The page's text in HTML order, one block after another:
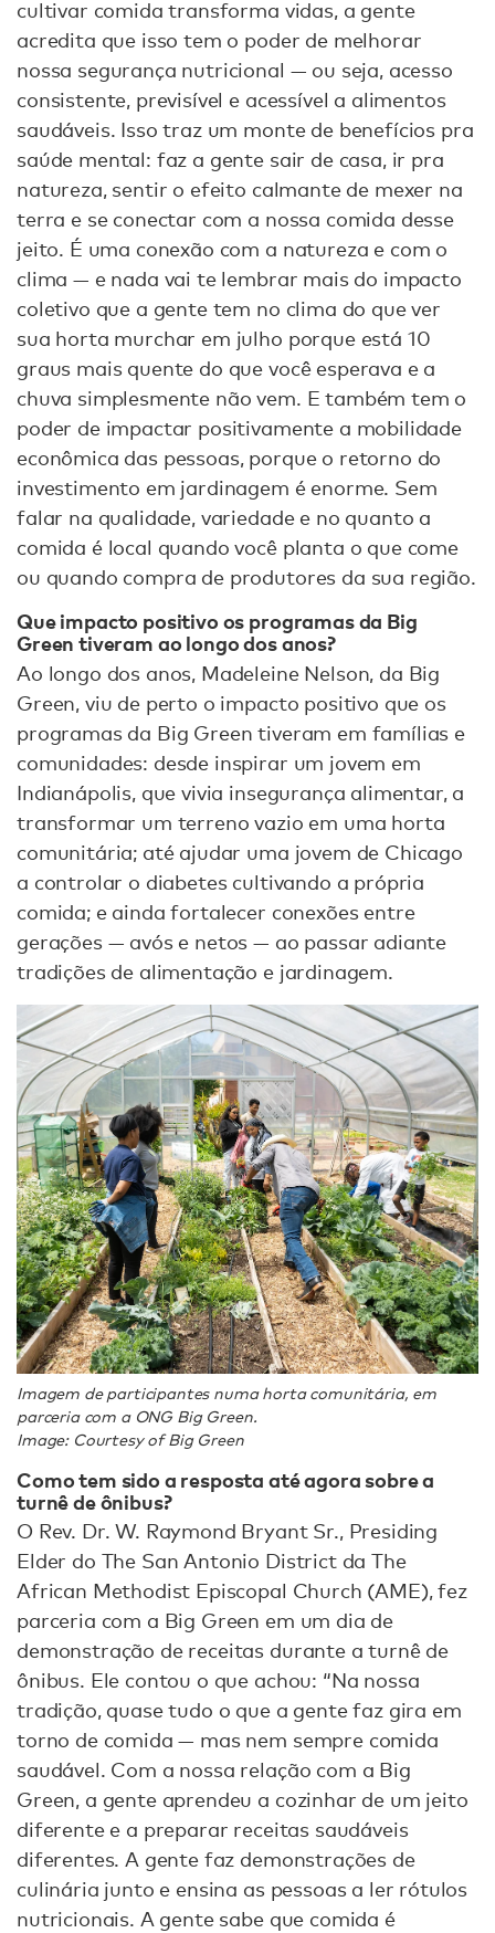
cultivar comida transforma vidas, a gente
acredita que isso tem o poder de melhorar
nossa segurança nutricional — ou seja, acesso
consistente, previsível e acessível a alimentos
saudáveis. Isso traz um monte de benefícios pra
saúde mental: faz a gente sair de casa, ir pra
natureza, sentir o efeito calmante de mexer na
terra e se conectar com a nossa comida desse
jeito. É uma conexão com a natureza e com o
clima — e nada vai te lembrar mais do impacto
coletivo que a gente tem no clima do que ver
sua horta murchar em julho porque está 10
graus mais quente do que você esperava e a
chuva simplesmente não vem. E também tem o
poder de impactar positivamente a mobilidade
econômica das pessoas, porque o retorno do
investimento em jardinagem é enorme. Sem
falar na qualidade, variedade e no quanto a
comida é local quando você planta o que come
ou quando compra de produtores da sua região.
Que impacto positivo os programas da Big
Green tiveram ao longo dos anos?
Ao longo dos anos, Madeleine Nelson, da Big
Green, viu de perto o impacto positivo que os
programas da Big Green tiveram em famílias e
comunidades: desde inspirar um jovem em
Indianápolis, que vivia insegurança alimentar, a
transformar um terreno vazio em uma horta
comunitária; até ajudar uma jovem de Chicago
a controlar o diabetes cultivando a própria
comida; e ainda fortalecer conexões entre
gerações — avós e netos — ao passar adiante
tradições de alimentação e jardinagem.
Imagem de participantes numa horta comunitária, em
parceria com a ONG Big Green.
Image: Courtesy of Big Green
Como tem sido a resposta até agora sobre a
turnê de ônibus?
O Rev. Dr. W. Raymond Bryant Sr., Presiding
Elder do The San Antonio District da The
African Methodist Episcopal Church (AME), fez
parceria com a Big Green em um dia de
demonstração de receitas durante a turnê de
ônibus. Ele contou o que achou: “Na nossa
tradição, quase tudo o que a gente faz gira em
torno de comida — mas nem sempre comida
saudável. Com a nossa relação com a Big
Green, a gente aprendeu a cozinhar de um jeito
diferente e a preparar receitas saudáveis
diferentes. A gente faz demonstrações de
culinária junto e ensina as pessoas a ler rótulos
nutricionais. A gente sabe que comida é